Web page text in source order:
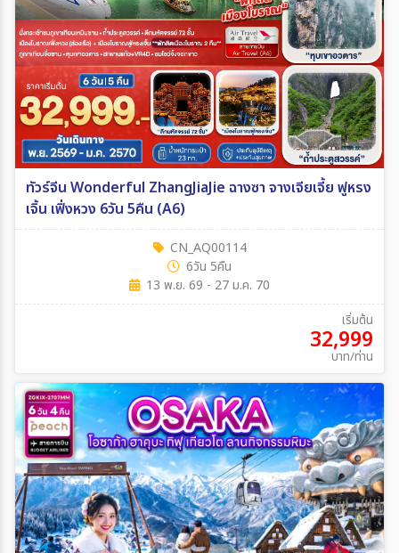
ทัวร์จีน Wonderful ZhangJiaJie ฉางซา จางเจียเจี้ย ฟูหรง
เจิ้น เฟิ่งหวง 6วัน 5คืน (A6)
CN_AQ00114
6วัน 5คืน
13 พ.ย. 69 - 27 ม.ค. 70
เริ่มต้น
32,999
บาท/ท่าน